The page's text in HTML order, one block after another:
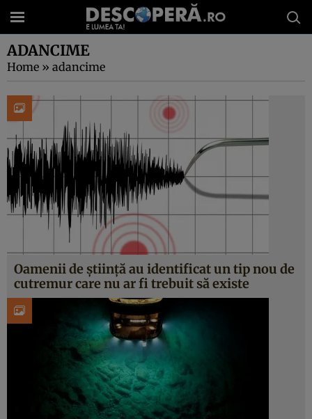
ADANCIME
Home » adancime
Oamenii de știință au identificat un tip nou de
cutremur care nu ar fi trebuit să existe